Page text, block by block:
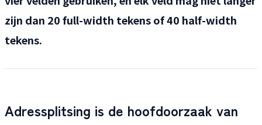
zijn dan 20 full-width tekens of 40 half-width
tekens.
Adressplitsing is de hoofdoorzaak van